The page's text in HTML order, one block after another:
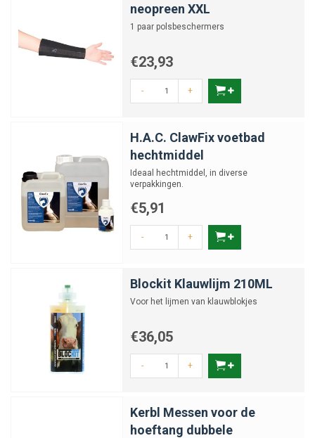
neopreen XXL
1 paar polsbeschermers
€23,93
- +
H.A.C. ClawFix voetbad
hechtmiddel
Ideaal hechtmiddel, in diverse
verpakkingen.
€5,91
- +
Blockit Klauwlijm 210ML
Voor het lijmen van klauwblokjes
€36,05
- +
Kerbl Messen voor de
hoeftang dubbele